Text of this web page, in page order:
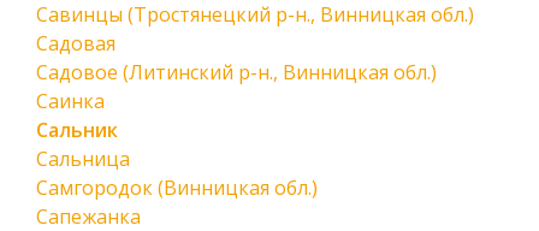
Савинцы (Тростянецкий р-н., Винницкая обл.)
Садовая
Садовое (Литинский р-н., Винницкая обл.)
Саинка
Сальник
Сальница
Самгородок (Винницкая обл.)
Сапежанка